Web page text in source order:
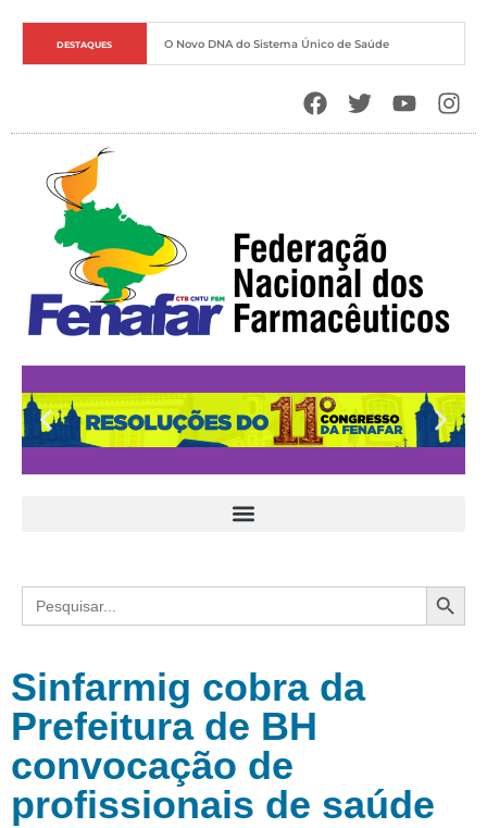
DESTAQUES O Novo DNA do Sistema Único de Saúde
Search
for:
Sinfarmig cobra da
Prefeitura de BH
convocação de
profissionais de saúde